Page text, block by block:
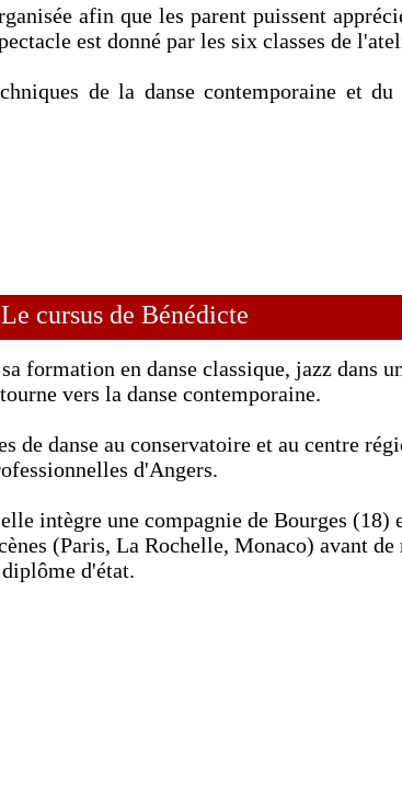
afin que les parent puissent
est donné par les six classes de
de la danse contemporaine et du
Le cursus de Bénédicte
formation en danse classique, jazz dans
vers la danse contemporaine.
de danse au conservatoire et au centre
d'Angers.
intègre une compagnie de Bourges (18)
(Paris, La Rochelle, Monaco) avant de
d'état.